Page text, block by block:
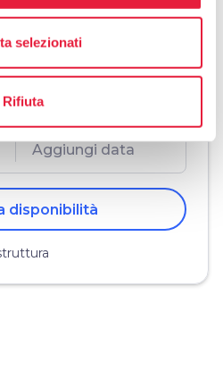
selezionati
Rifiuta
Partenza
disponibilità